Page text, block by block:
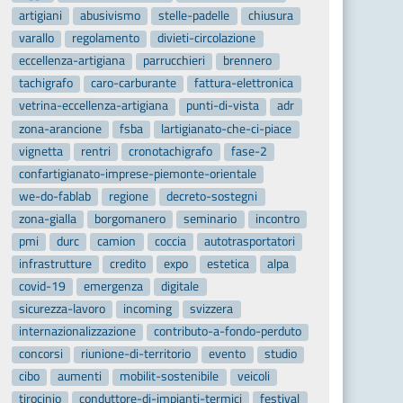
artigiani
abusivismo stelle-padelle
chiusura
varallo
regolamento
divieti-circolazione
eccellenza-artigiana
parrucchieri
brennero
tachigrafo
caro-carburante
fattura-elettronica
vetrina-eccellenza-artigiana
punti-di-vista
adr
zona-arancione
fsba
lartigianato-che-ci-piace
vignetta
rentri cronotachigrafo
fase-2
confartigianato-imprese-piemonte-orientale
we-do-fablab
regione
decreto-sostegni
zona-gialla
borgomanero seminario
incontro
pmi
durc camion coccia
autotrasportatori
infrastrutture
credito expo estetica
alpa
covid-19
emergenza
digitale
sicurezza-lavoro
incoming
svizzera
internazionalizzazione
contributo-a-fondo-perduto
concorsi
riunione-di-territorio evento
studio
cibo
aumenti mobilit-sostenibile
veicoli
tirocinio
conduttore-di-impianti-termici
festival